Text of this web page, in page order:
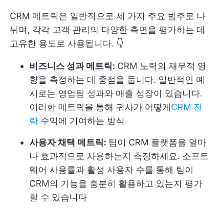
CRM 메트릭은 일반적으로 세 가지 주요 범주로 나
뉘며, 각각 고객 관리의 다양한 측면을 평가하는 데
고유한 용도로 사용됩니다. 👇
비즈니스 성과 메트릭: CRM 노력의 재무적 영
향을 측정하는 데 중점을 둡니다. 일반적인 예
시로는 영업팀 성과와 매출 성장이 있습니다.
이러한 메트릭을 통해 귀사가 어떻게CRM 전
략 수익에 기여하는 방식
사용자 채택 메트릭: 팀이 CRM 플랫폼을 얼마
나 효과적으로 사용하는지 측정하세요. 소프트
웨어 사용률과 활성 사용자 수를 통해 팀이
CRM의 기능을 충분히 활용하고 있는지 평가
할 수 있습니다